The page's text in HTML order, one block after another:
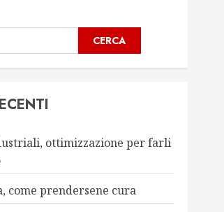
CERCA
ottimizzazione per farli
come prendersene cura